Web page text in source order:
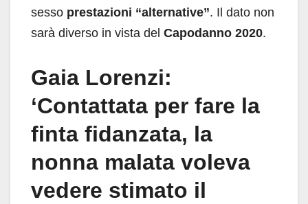
sesso prestazioni “alternative”. Il dato non
sarà diverso in vista del Capodanno 2020.
Gaia Lorenzi:
‘Contattata per fare la
finta fidanzata, la
nonna malata voleva
vedere stimato il